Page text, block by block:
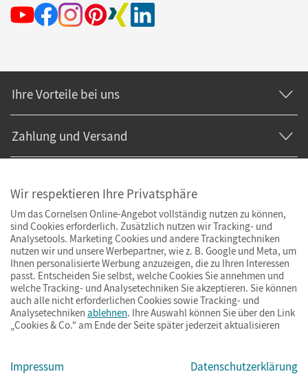
Ihre Vorteile bei uns
Zahlung und Versand
© Cornelsen Verlag 2026
ImpressumAGBDatenschutzBarrierefreiheitCookies & Co.
Wir respektieren Ihre Privatsphäre
Um das Cornelsen Online-Angebot vollständig nutzen zu können,
sind Cookies erforderlich. Zusätzlich nutzen wir Tracking- und
Analysetools. Marketing Cookies und andere Trackingtechniken
nutzen wir und unsere Werbepartner, wie z. B. Google und Meta, um
Ihnen personalisierte Werbung anzuzeigen, die zu Ihren Interessen
passt. Entscheiden Sie selbst, welche Cookies Sie annehmen und
welche Tracking- und Analysetechniken Sie akzeptieren. Sie können
auch alle nicht erforderlichen Cookies sowie Tracking- und
Analysetechniken ablehnen. Ihre Auswahl können Sie über den Link
„Cookies & Co.“ am Ende der Seite später jederzeit aktualisieren
Impressum Datenschutzerklärung